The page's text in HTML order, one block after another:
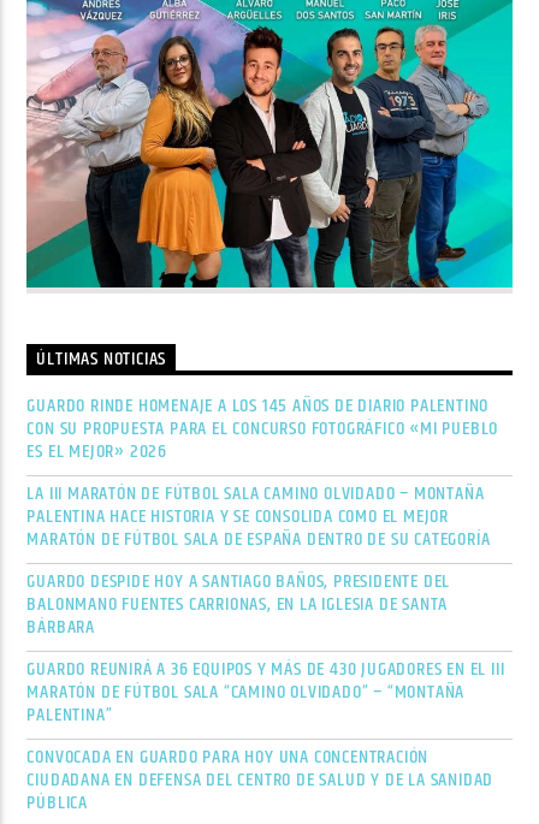
ÚLTIMAS NOTICIAS
GUARDO RINDE HOMENAJE A LOS 145 AÑOS DE DIARIO PALENTINO
CON SU PROPUESTA PARA EL CONCURSO FOTOGRÁFICO «MI PUEBLO
ES EL MEJOR» 2026
LA III MARATÓN DE FÚTBOL SALA CAMINO OLVIDADO – MONTAÑA
PALENTINA HACE HISTORIA Y SE CONSOLIDA COMO EL MEJOR
MARATÓN DE FÚTBOL SALA DE ESPAÑA DENTRO DE SU CATEGORÍA
GUARDO DESPIDE HOY A SANTIAGO BAÑOS, PRESIDENTE DEL
BALONMANO FUENTES CARRIONAS, EN LA IGLESIA DE SANTA
BÁRBARA
GUARDO REUNIRÁ A 36 EQUIPOS Y MÁS DE 430 JUGADORES EN EL III
MARATÓN DE FÚTBOL SALA “CAMINO OLVIDADO” – “MONTAÑA
PALENTINA”
CONVOCADA EN GUARDO PARA HOY UNA CONCENTRACIÓN
CIUDADANA EN DEFENSA DEL CENTRO DE SALUD Y DE LA SANIDAD
PÚBLICA